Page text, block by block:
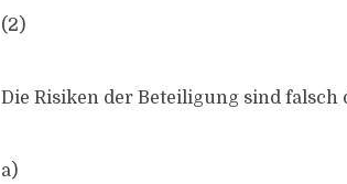
(2)
Die Risiken der Beteiligung sind falsch
a)